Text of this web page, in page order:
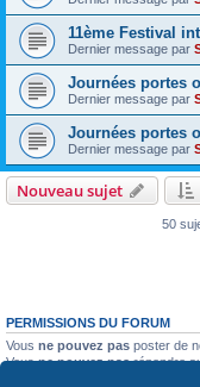
11ème Festival
Dernier message par
Journées portes
Dernier message par
Journées portes
Dernier message par
Nouveau sujet
50
PERMISSIONS DU FORUM
Vous ne pouvez pas poster de
Vousne pouvez pasrépondre